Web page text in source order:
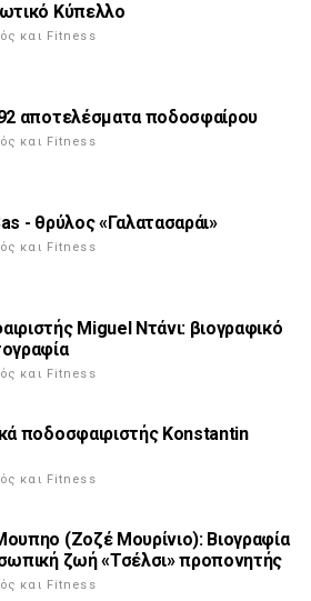
Κύπελλο
και Fitness
αποτελέσματα ποδοσφαίρου
και Fitness
- θρύλος «Γαλατασαράι»
και Fitness
Miguel Ντάνι: βιογραφικό
και Fitness
ποδοσφαιριστής Konstantin
και Fitness
(Ζοζέ Μουρίνιο): Βιογραφία
ζωή «Τσέλσι» προπονητής
και Fitness